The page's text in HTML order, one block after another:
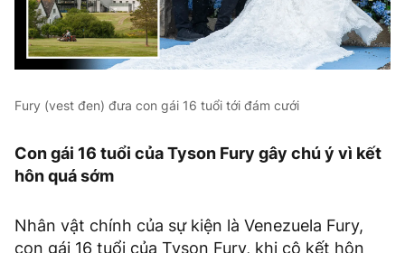
Fury (vest đen) đưa con gái 16 tuổi tới đám cưới
Con gái 16 tuổi của Tyson Fury gây chú ý vì kết
hôn quá sớm
Nhân vật chính của sự kiện là Venezuela Fury,
con gái 16 tuổi của Tyson Fury, khi cô kết hôn